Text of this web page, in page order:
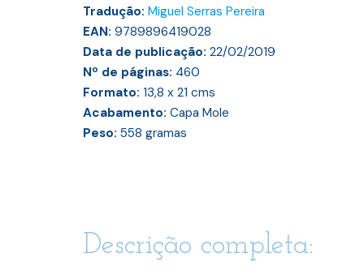
Tradução: Miguel Serras Pereira
EAN: 9789896419028
Data de publicação: 22/02/2019
Nº de páginas: 460
Formato: 13,8 x 21 cms
Acabamento: Capa Mole
Peso: 558 gramas
Descrição completa: